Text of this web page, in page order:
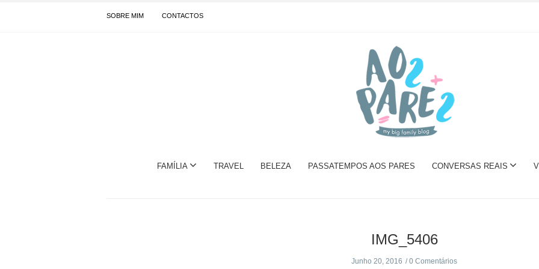
SOBRE MIM CONTACTOS
FAMÍLIA TRAVEL BELEZA PASSATEMPOS AOS PARES CONVERSAS REAIS
IMG_5406
Junho 20, 2016 0 Comentários